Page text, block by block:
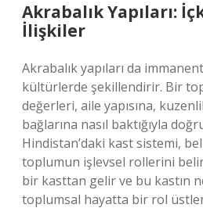
Akrabalık Yapıları:
İlişkiler
Akrabalık yapıları da
kültürlerde şekillendirir. Bir
değerleri, aile yapısına,
bağlarına nasıl baktığıyla
Hindistan’daki kast sistemi,
toplumun işlevsel rollerini
bir kasttan gelir ve bu kastın
toplumsal hayatta bir rol